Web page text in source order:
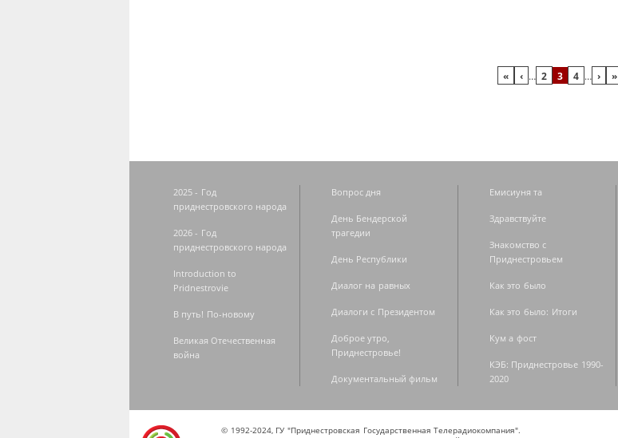
« ‹ … 2 3 4 … › »
2025 - Год
приднестровского народа
2026 - Год
приднестровского народа
Introduction to
Pridnestrovie
В путь! По-новому
Великая Отечественная
война
Вопрос дня
День Бендерской
трагедии
День Республики
Диалог на равных
Диалоги с Президентом
Доброе утро,
Приднестровье!
Документальный фильм
Емисиуня та
Здравствуйте
Знакомство с
Приднестровьем
Как это было
Как это было: Итоги
Кум а фост
КЭБ: Приднестровье 1990-
2020
© 1992-2024, ГУ "Приднестровская Государственная Телерадиокомпания".